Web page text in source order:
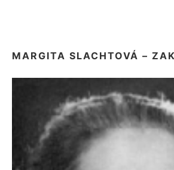
MARGITA SLACHTOVÁ –